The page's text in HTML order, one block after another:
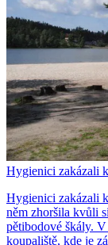
Hygienici zakázali
Hygienici zakázali
něm zhoršila kvůli
pětibodové škály.
koupaliště, kde je